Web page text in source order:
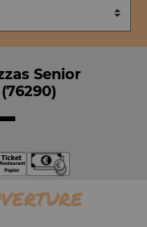
Senior